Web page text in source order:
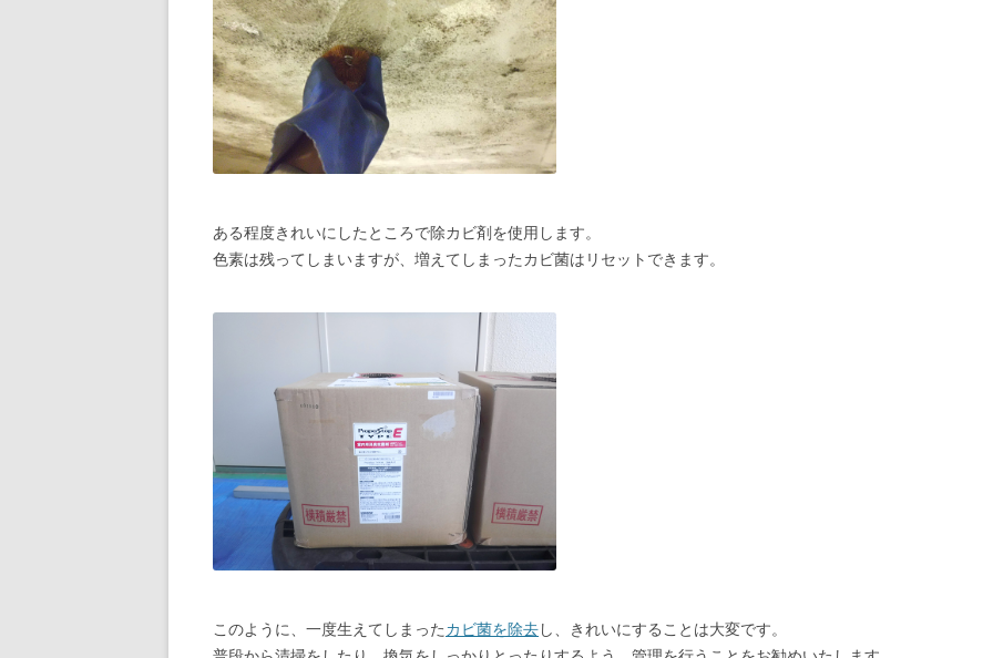
ある程度きれいにしたところで除カビ剤を使用します。
色素は残ってしまいますが、増えてしまったカビ菌はリセットできます。
このように、一度生えてしまったカビ菌を除去し、きれいにすることは大変です。